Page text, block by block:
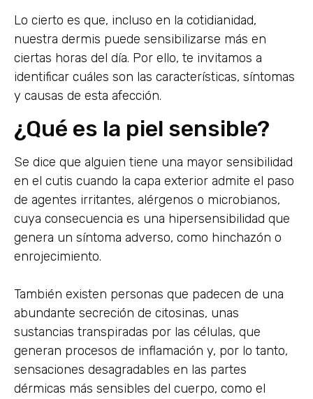
Lo cierto es que, incluso en la cotidianidad,
nuestra dermis puede sensibilizarse más en
ciertas horas del día. Por ello, te invitamos a
identificar cuáles son las características, síntomas
y causas de esta afección.
¿Qué es la piel sensible?
Se dice que alguien tiene una mayor sensibilidad
en el cutis cuando la capa exterior admite el paso
de agentes irritantes, alérgenos o microbianos,
cuya consecuencia es una hipersensibilidad que
genera un síntoma adverso, como hinchazón o
enrojecimiento.
También existen personas que padecen de una
abundante secreción de citosinas, unas
sustancias transpiradas por las células, que
generan procesos de inflamación y, por lo tanto,
sensaciones desagradables en las partes
dérmicas más sensibles del cuerpo, como el